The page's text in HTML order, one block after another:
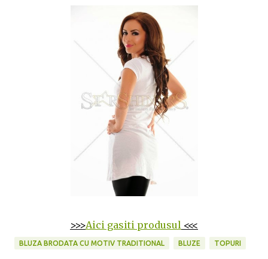
>>>Aici gasiti produsul <<<
BLUZA BRODATA CU MOTIV TRADITIONAL BLUZE TOPURI